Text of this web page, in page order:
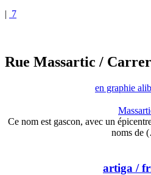
| 7
Rue Massartic /
en graphie
Ce nom est gascon, avec un
noms de
artiga /